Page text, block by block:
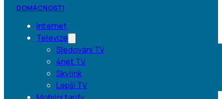
DOMÁCNOSTI
Internet
Televize
Sledování TV
4net TV
Skylink
Lepší TV